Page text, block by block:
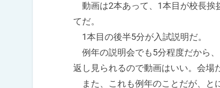
動画は2本あって、1本目が校長挨
てだ。
1本目の後半5分が入試説明だ。
例年の説明会でも5分程度だから
返し見られるので動画はいい。会場
また、これも例年のことだが、と